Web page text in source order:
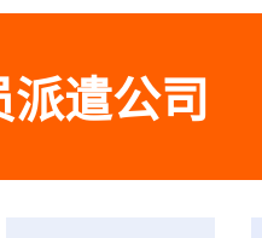
派遣公司